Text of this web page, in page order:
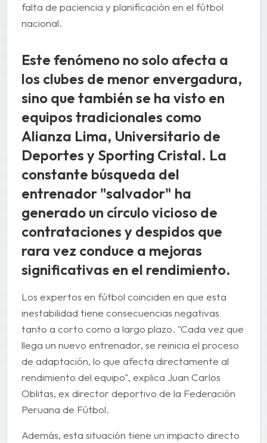
falta de paciencia y planificación en el fútbol
nacional.
Este fenómeno no solo afecta a
los clubes de menor envergadura,
sino que también se ha visto en
equipos tradicionales como
Alianza Lima, Universitario de
Deportes y Sporting Cristal. La
constante búsqueda del
entrenador "salvador" ha
generado un círculo vicioso de
contrataciones y despidos que
rara vez conduce a mejoras
significativas en el rendimiento.
Los expertos en fútbol coinciden en que esta
inestabilidad tiene consecuencias negativas
tanto a corto como a largo plazo. "Cada vez que
llega un nuevo entrenador, se reinicia el proceso
de adaptación, lo que afecta directamente al
rendimiento del equipo", explica Juan Carlos
Oblitas, ex director deportivo de la Federación
Peruana de Fútbol.
Además, esta situación tiene un impacto directo